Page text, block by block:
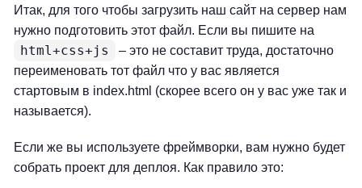
Итак, для того чтобы загрузить наш сайт на сервер нам
нужно подготовить этот файл. Если вы пишите на
html+css+js
– это не составит труда, достаточно
переименовать тот файл что у вас является
стартовым в index.html (скорее всего он у вас уже так и
называется).
Если же вы используете фреймворки, вам нужно будет
собрать проект для деплоя. Как правило это: